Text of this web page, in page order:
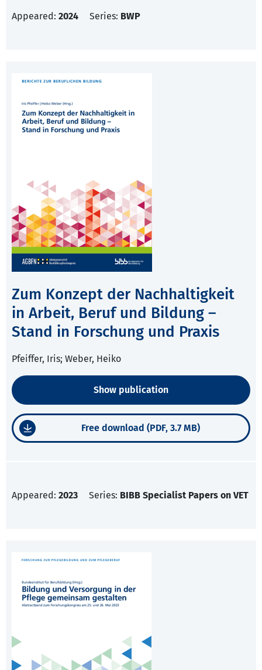
Appeared: 2024 Series: BWP
Zum Konzept der Nachhaltigkeit
in Arbeit, Beruf und Bildung –
Stand in Forschung und Praxis
Pfeiffer, Iris; Weber, Heiko
Show publication
Free download (PDF, 3.7 MB)
Appeared: 2023 Series: BIBB Specialist Papers on VET